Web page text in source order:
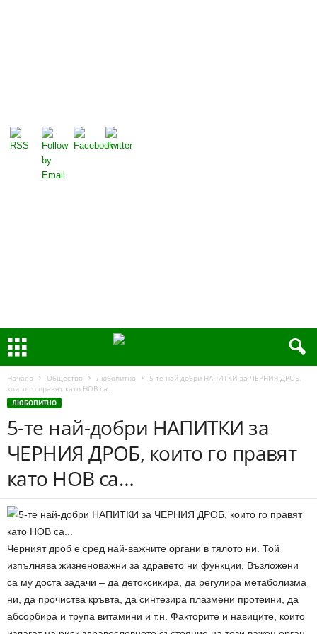
Начало Общество Любопитно
5-те най-добри НАПИТКИ за ЧЕРНИЯ ДРОБ,
които го правят като НОВ са…
ЛЮБОПИТНО
5-те най-добри НАПИТКИ за
ЧЕРНИЯ ДРОБ, които го правят
като НОВ са…
Черният дроб е сред най-важните органи в тялото ни. Той
изпълнява жизненоважни за здравето ни функции. Възложени
са му доста задачи – да детоксикира, да регулира метаболизма
ни, да прочиства кръвта, да синтезира плазмени протеини, да
абсорбира и трупа витамини и т.н. Факторите и навиците, които